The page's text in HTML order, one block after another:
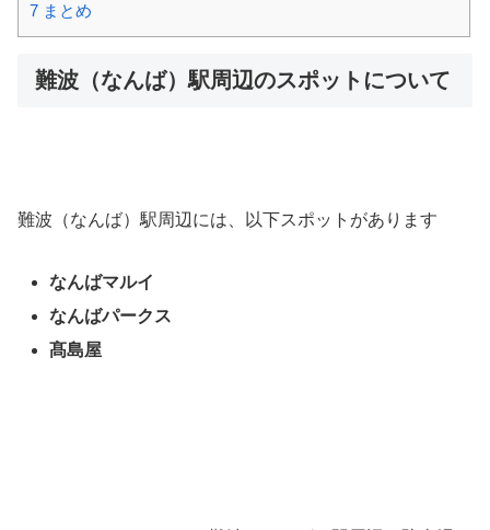
7 まとめ
難波（なんば）駅周辺のスポットについて
難波（なんば）駅周辺には、以下スポットがあります
なんばマルイ
なんばパークス
髙島屋